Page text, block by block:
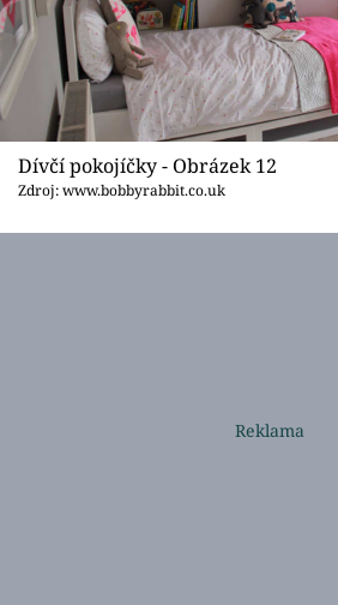
Dívčí pokojíčky - Obrázek 12
Zdroj: www.bobbyrabbit.co.uk